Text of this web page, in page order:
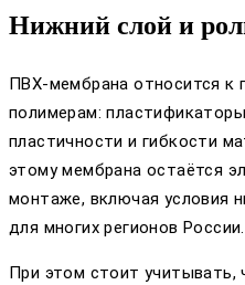
Нижний слой и
ПВХ-мембрана относится к
полимерам:
пластичности и гибкости
этому мембрана остаётся
монтаже, включая условия
для многих регионов России.
При этом стоит